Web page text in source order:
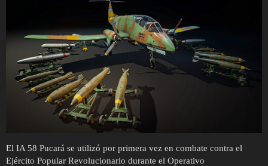
El IA 58 Pucará se utilizó por primera vez en combate contra el
Ejército Popular Revolucionario durante el Operativo